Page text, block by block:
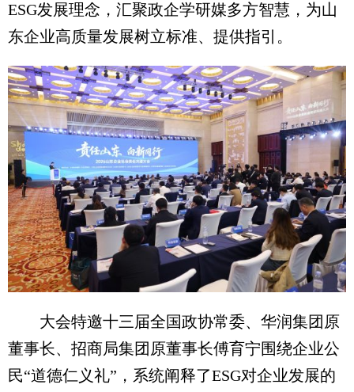
ESG发展理念，汇聚政企学研媒多方智慧，为山
东企业高质量发展树立标准、提供指引。
大会特邀十三届全国政协常委、华润集团原
董事长、招商局集团原董事长傅育宁围绕企业公
民“道德仁义礼”，系统阐释了ESG对企业发展的